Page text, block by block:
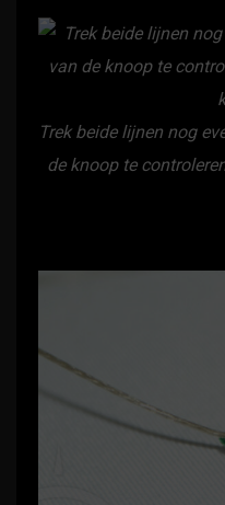
Trek beide lijnen nog
de knoop te